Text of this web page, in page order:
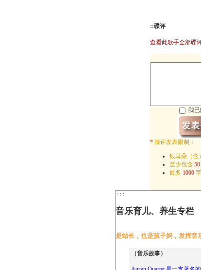
::碟评
查看此歌手全部碟
我
* 碟评发表限制：
银耳朵（含
至少包含 50
最多 1000
: : :
音乐育儿、养生专栏
是站长，也是孩子妈，发挥音
（音乐故事）